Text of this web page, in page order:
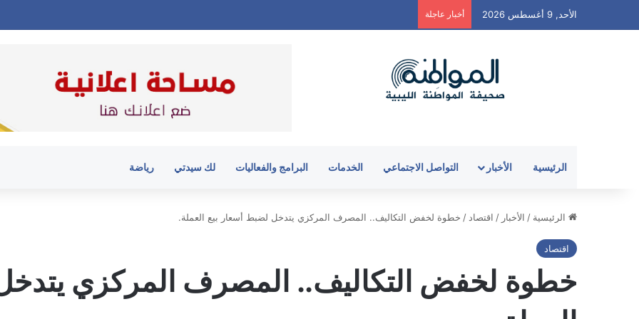
الأحد, 9 أغسطس 2026 أخبار عاجلة
الرئيسية الأخبار التواصل الاجتماعي الخدمات البرامج والفعاليات لك سيدتي رياضة
الرئيسية / الأخبار / اقتصاد / خطوة لخفض التكاليف.. المصرف المركزي يتدخل لضبط أسعار بيع العملة.
اقتصاد
خطوة لخفض التكاليف.. المصرف المركزي